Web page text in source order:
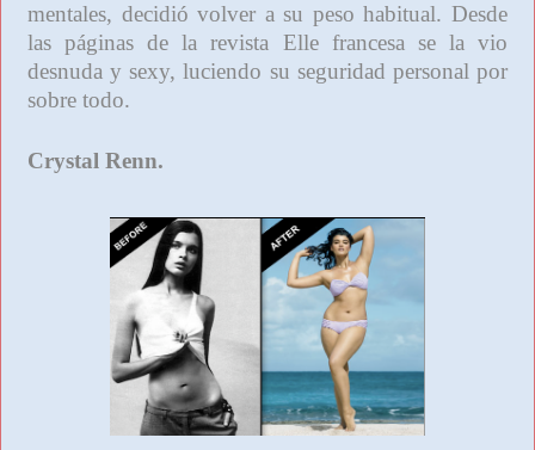
mentales, decidió volver a su peso habitual. Desde
las páginas de la revista Elle francesa se la vio
desnuda y sexy, luciendo su seguridad personal por
sobre todo.
Crystal Renn.